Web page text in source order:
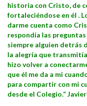
historia con Cristo, de
fortaleciéndose en él .
darme cuenta como
respondía las
siempre alguien detrás
la alegría que
hizo volver a
que él me da a mi
para compartir con mi
desde el Colegio.”